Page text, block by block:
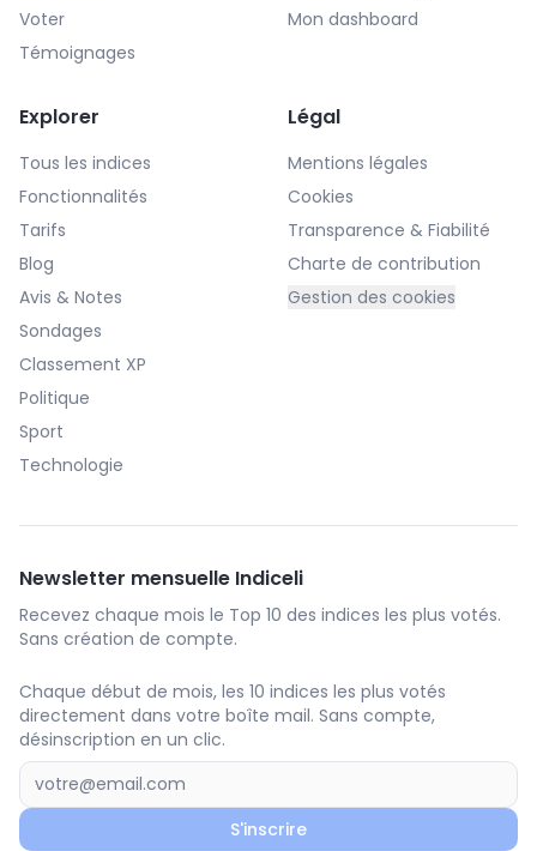
Voter
Témoignages
Mon dashboard
Explorer
Tous les indices
Fonctionnalités
Tarifs
Blog
Avis & Notes
Sondages
Classement XP
Politique
Sport
Technologie
Légal
Mentions légales
Cookies
Transparence & Fiabilité
Charte de contribution
Gestion des cookies
Newsletter mensuelle Indiceli
Recevez chaque mois le Top 10 des indices les plus votés.
Sans création de compte.
Chaque début de mois, les 10 indices les plus votés
directement dans votre boîte mail. Sans compte,
désinscription en un clic.
S'inscrire